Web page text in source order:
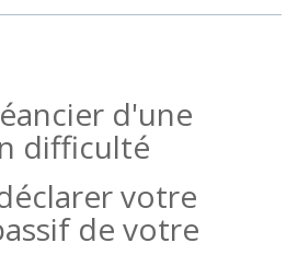
d'une
difficulté
votre
de votre